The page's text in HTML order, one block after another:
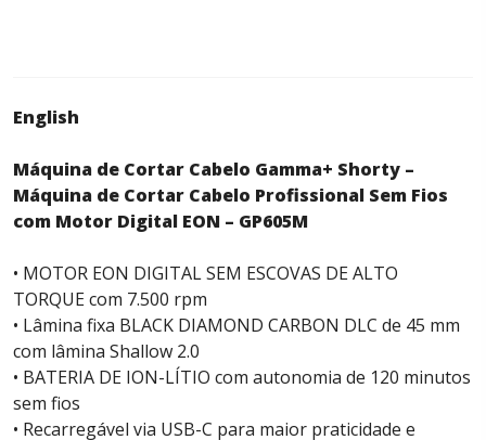
English
Máquina de Cortar Cabelo Gamma+ Shorty –
Máquina de Cortar Cabelo Profissional Sem Fios
com Motor Digital EON – GP605M
• MOTOR EON DIGITAL SEM ESCOVAS DE ALTO
TORQUE com 7.500 rpm
• Lâmina fixa BLACK DIAMOND CARBON DLC de 45 mm
com lâmina Shallow 2.0
• BATERIA DE ION-LÍTIO com autonomia de 120 minutos
sem fios
• Recarregável via USB-C para maior praticidade e